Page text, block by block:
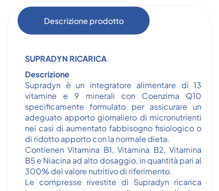
Descrizione prodotto
SUPRADYN RICARICA
Descrizione
Supradyn è un integratore alimentare di 13
vitamine e 9 minerali con Coenzima Q10
specificamente formulato per assicurare un
adeguato apporto giornaliero di micronutrienti
nei casi di aumentato fabbisogno fisiologico o
di ridotto apporto con la normale dieta.
Contienen Vitamina B1, Vitamina B2, Vitamina
B5 e Niacina ad alto dosaggio, in quantità pari al
300% del valore nutritivo di riferimento.
Le compresse rivestite di Supradyn ricarica